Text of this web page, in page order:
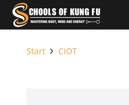
Start CIOT